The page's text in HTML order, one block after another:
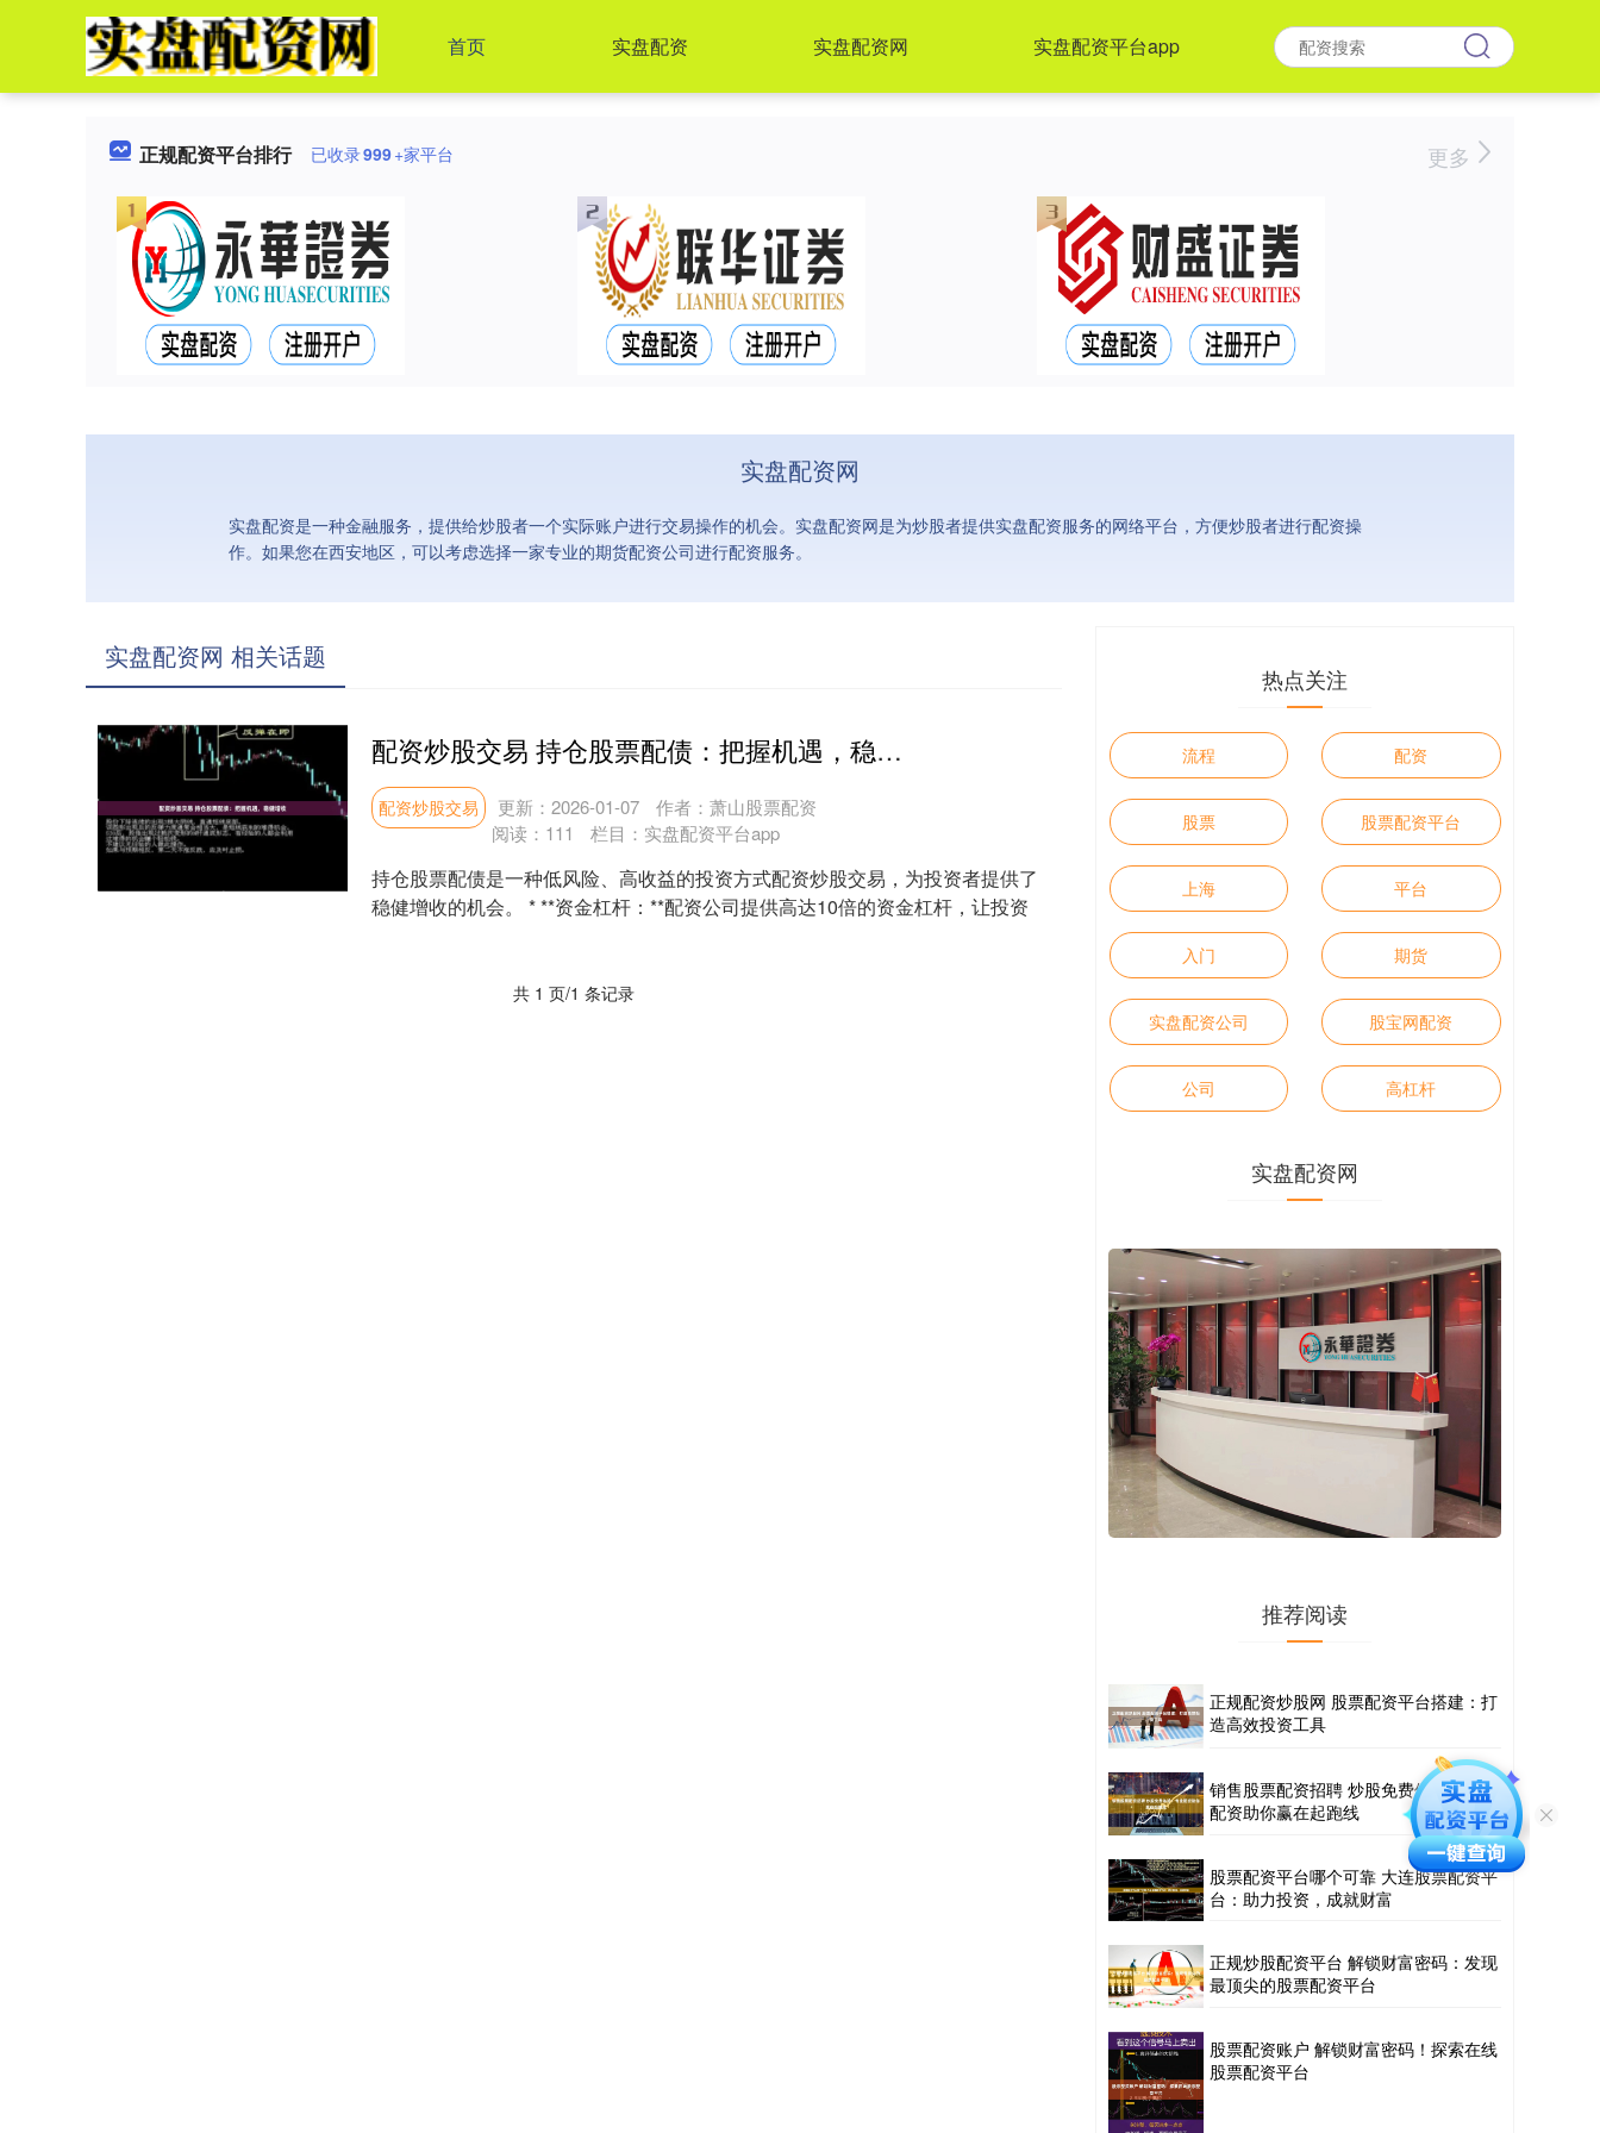
首页 实盘配资 实盘配资网 实盘配资平台app
正规配资平台排行 已收录999+家平台 更多
实盘配资网
实盘配资是一种金融服务，提供给炒股者一个实际账户进行交易操作的机会。实盘配资网是为炒股者提供实盘配资服务的网络平台，方便炒股者进行配资操
作。如果您在西安地区，可以考虑选择一家专业的期货配资公司进行配资服务。
实盘配资网 相关话题
配资炒股交易 持仓股票配债：把握机遇，稳健增收
配资炒股交易 更新：2026-01-07
作者：萧山股票配资
阅读： 111 栏目： 实盘配资平台app
持仓股票配债是一种低风险、高收益的投资方式配资炒股交易，为投资者提供了
稳健增收的机会。 * **资金杠杆：**配资公司提供高达10倍的资金杠杆，让投资
共 1 页/1 条记录
热点关注
流程 配资
股票 股票配资平台
上海 平台
入门 期货
实盘配资公司 股宝网配资
公司 高杠杆
实盘配资网
推荐阅读
正规配资炒股网 股票配资平台搭建：打
造高效投资工具
销售股票配资招聘 炒股免费体验：专业
配资助你赢在起跑线
股票配资平台哪个可靠 大连股票配资平
台：助力投资，成就财富
正规炒股配资平台 解锁财富密码：发现
最顶尖的股票配资平台
股票配资账户 解锁财富密码！探索在线
股票配资平台